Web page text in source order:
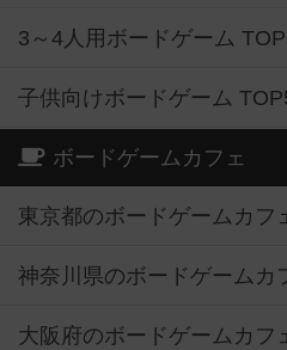
3～4人用ボードゲーム
子供向けボードゲーム
ボードゲームカフェ
東京都のボードゲームカフ
神奈川県のボードゲームカ
大阪府のボードゲームカフ